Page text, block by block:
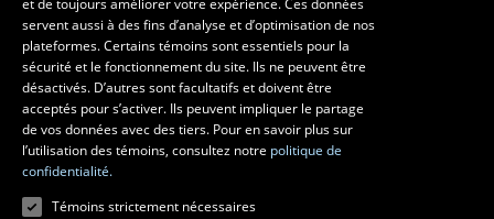
École d’architecture
École d’art
École de design
Centre de recherche en aménagement et développement
et de toujours améliorer votre expérience. Ces données
servent aussi à des fins d’analyse et d’optimisation de nos
plateformes. Certains témoins sont essentiels pour la
sécurité et le fonctionnement du site. Ils ne peuvent être
désactivés. D’autres sont facultatifs et doivent être
acceptés pour s’activer. Ils peuvent impliquer le partage
de vos données avec des tiers. Pour en savoir plus sur
l’utilisation des témoins, consultez notre politique de
confidentialité.
Témoins strictement nécessaires